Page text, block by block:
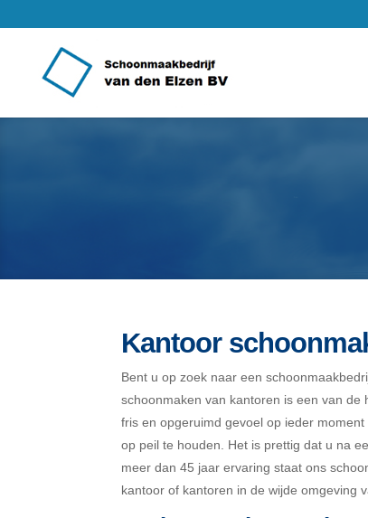
Kantoor
Bent u op zoek naar een
schoonmaken van kantoren is een van de
fris en opgeruimd gevoel op ieder
op peil te houden. Het is prettig dat u na
meer dan 45 jaar ervaring staat ons
kantoor of kantoren in de wijde omgeving